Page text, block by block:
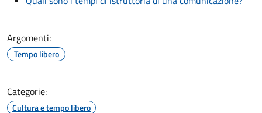
Argomenti:
Tempo libero
Categorie:
Cultura e tempo libero